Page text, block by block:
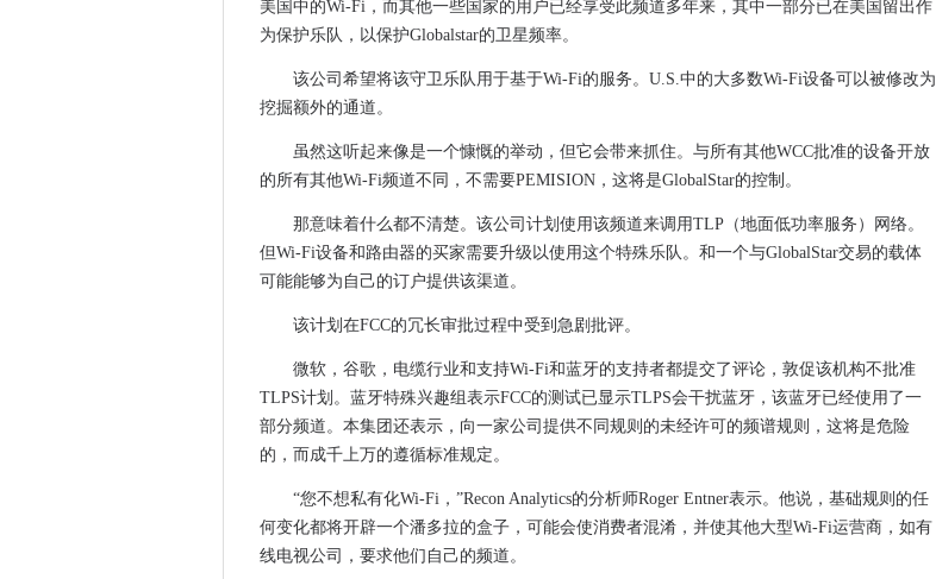
面试：Claude Moraes，MEP和欧盟公民自由委员会主席
微软面临500万美元的Windows 10升级
LIB DEMS迪尔迪拉尼监督计划暴露在泄露的文件中
2017年新加坡的IT薪水增长3.2％
外包水市场系统启动和运行
HMRC海关IT系统的财政部委员会的信心崩溃'
PAC说，皇冠商业服务未能实现其潜力
Gatwick推出增强现实机场导航
小米在美国入境计划之前收购微软的专利
威胁在沙特阿拉伯的网络部门增长
Facebook，Google，Twitter被巴黎恐怖受害者的父亲起诉
赛门铁克买蓝色外套的5个原因
对新Wi-Fi频道的斗争来到头部
美国中的Wi-Fi，而其他一些国家的用户已经享受此频道多年来，其中一部分已在美国留出作
为保护乐队，以保护Globalstar的卫星频率。
该公司希望将该守卫乐队用于基于Wi-Fi的服务。U.S.中的大多数Wi-Fi设备可以被修改为
挖掘额外的通道。
虽然这听起来像是一个慷慨的举动，但它会带来抓住。与所有其他WCC批准的设备开放
的所有其他Wi-Fi频道不同，不需要PEMISION，这将是GlobalStar的控制。
那意味着什么都不清楚。该公司计划使用该频道来调用TLP（地面低功率服务）网络。
但Wi-Fi设备和路由器的买家需要升级以使用这个特殊乐队。和一个与GlobalStar交易的载体
可能能够为自己的订户提供该渠道。
该计划在FCC的冗长审批过程中受到急剧批评。
微软，谷歌，电缆行业和支持Wi-Fi和蓝牙的支持者都提交了评论，敦促该机构不批准
TLPS计划。蓝牙特殊兴趣组表示FCC的测试已显示TLPS会干扰蓝牙，该蓝牙已经使用了一
部分频道。本集团还表示，向一家公司提供不同规则的未经许可的频谱规则，这将是危险
的，而成千上万的遵循标准规定。
“您不想私有化Wi-Fi，”Recon Analytics的分析师Roger Entner表示。他说，基础规则的任
何变化都将开辟一个潘多拉的盒子，可能会使消费者混淆，并使其他大型Wi-Fi运营商，如有
线电视公司，要求他们自己的频道。